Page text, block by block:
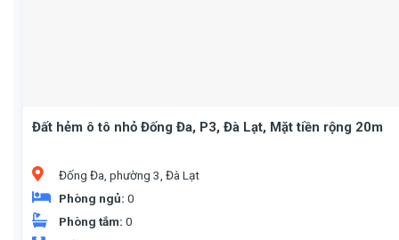
Đất hẻm ô tô nhỏ Đống Đa, P3, Đà Lạt, Mặt tiền rộng 20m
Đống Đa, phường 3, Đà Lạt
Phòng ngủ: 0
Phòng tắm: 0